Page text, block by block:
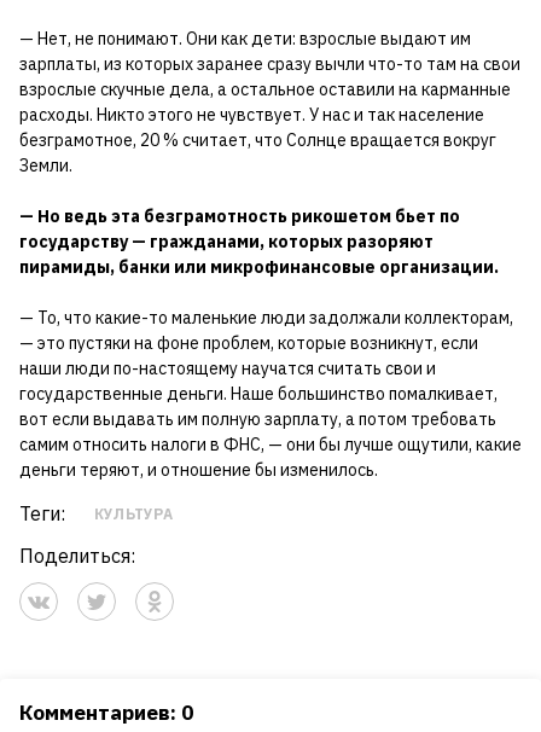
— Нет, не понимают. Они как дети: взрослые выдают им
зарплаты, из которых заранее сразу вычли что-то там на свои
взрослые скучные дела, а остальное оставили на карманные
расходы. Никто этого не чувствует. У нас и так население
безграмотное, 20 % считает, что Солнце вращается вокруг
Земли.
— Но ведь эта безграмотность рикошетом бьет по
государству — гражданами, которых разоряют
пирамиды, банки или микрофинансовые организации.
— То, что какие-то маленькие люди задолжали коллекторам,
— это пустяки на фоне проблем, которые возникнут, если
наши люди по-настоящему научатся считать свои и
государственные деньги. Наше большинство помалкивает,
вот если выдавать им полную зарплату, а потом требовать
самим относить налоги в ФНС, — они бы лучше ощутили, какие
деньги теряют, и отношение бы изменилось.
Теги: КУЛЬТУРА
Поделиться:
Комментариев: 0